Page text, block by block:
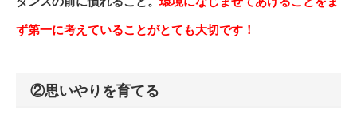
ず第一に考えていることがとても大切です！
②思いやりを育てる